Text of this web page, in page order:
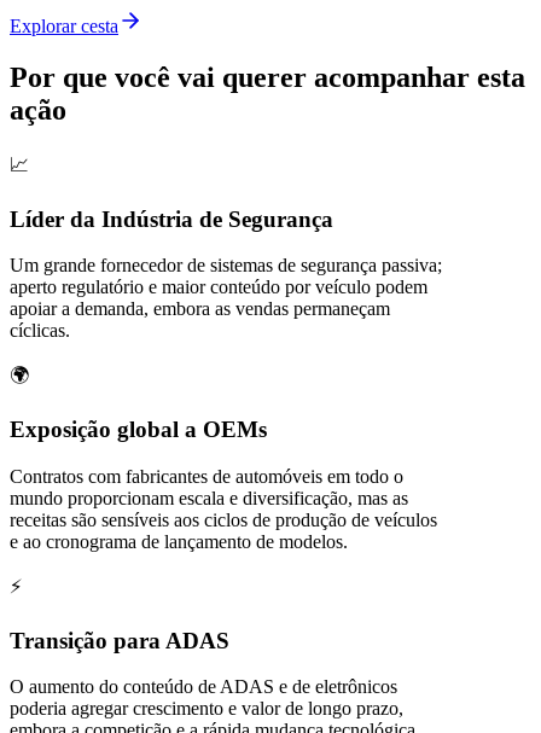
Explorar cesta
Por que você vai querer acompanhar esta
ação
📈
Líder da Indústria de Segurança
Um grande fornecedor de sistemas de segurança passiva;
aperto regulatório e maior conteúdo por veículo podem
apoiar a demanda, embora as vendas permaneçam
cíclicas.
🌍
Exposição global a OEMs
Contratos com fabricantes de automóveis em todo o
mundo proporcionam escala e diversificação, mas as
receitas são sensíveis aos ciclos de produção de veículos
e ao cronograma de lançamento de modelos.
⚡
Transição para ADAS
O aumento do conteúdo de ADAS e de eletrônicos
poderia agregar crescimento e valor de longo prazo,